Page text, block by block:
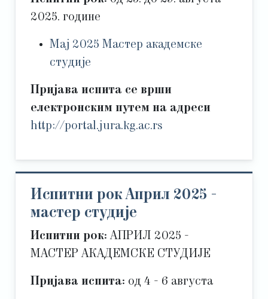
2025. године
Мај 2025 Мастер академске
студије
Пријава испита се врши
електронским путем на адреси
http://portal.jura.kg.ac.rs
Испитни рок Април 2025 -
мастер студије
Испитни рок: АПРИЛ 2025 -
МАСТЕР АКАДЕМСКЕ СТУДИЈЕ
Пријава испита: од 4 - 6 августа